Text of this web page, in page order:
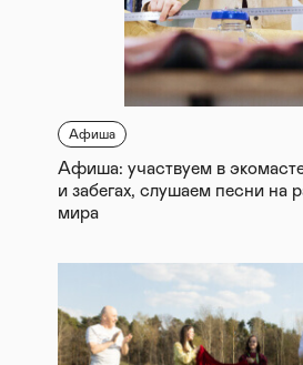
Афиша
Афиша: участвуем в
и забегах, слушаем песни на
мира